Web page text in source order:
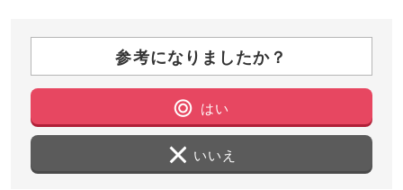
参考になりましたか？
はい
いいえ